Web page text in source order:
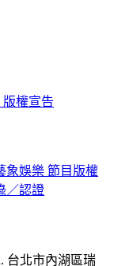
版權宣告
象娛樂 節目版權
／認證
台北市內湖區瑞